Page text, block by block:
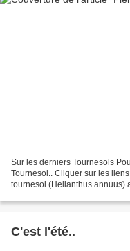
Sur les derniers Tournesols
Tournesol.. Cliquer sur les
tournesol (Helianthus annuus)
C'est l'été..